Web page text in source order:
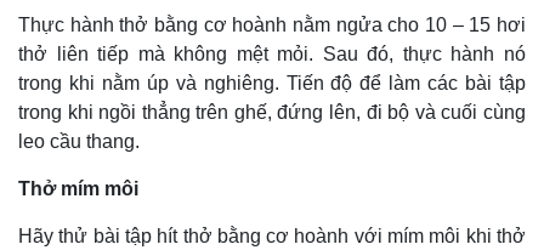
Thực hành thở bằng cơ hoành nằm ngửa cho 10 – 15 hơi
thở liên tiếp mà không mệt mỏi. Sau đó, thực hành nó
trong khi nằm úp và nghiêng. Tiến độ để làm các bài tập
trong khi ngồi thẳng trên ghế, đứng lên, đi bộ và cuối cùng
leo cầu thang.
Thở mím môi
Hãy thử bài tập hít thở bằng cơ hoành với mím môi khi thở